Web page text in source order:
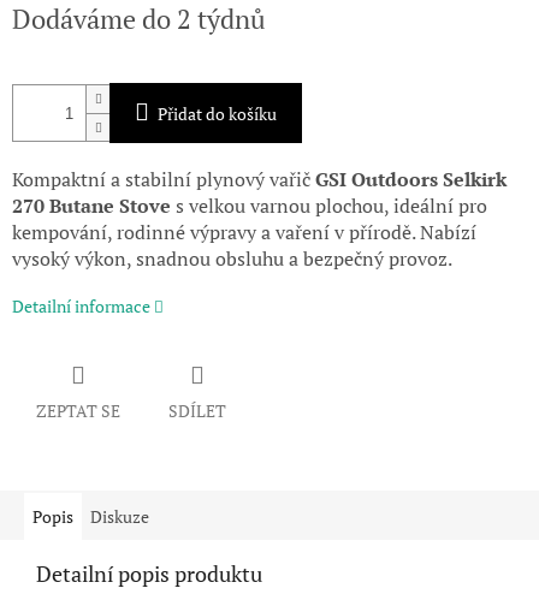
cena:
Dodáváme do 2 týdnů
Přidat do košíku
Kompaktní a stabilní plynový vařičGSI Outdoors Selkirk
270 Butane Stove s velkou varnou plochou, ideální pro
kempování, rodinné výpravy a vaření v přírodě. Nabízí
vysoký výkon, snadnou obsluhu a bezpečný provoz.
Detailní informace
ZEPTAT SE SDÍLET
Popis Diskuze
Detailní popis produktu